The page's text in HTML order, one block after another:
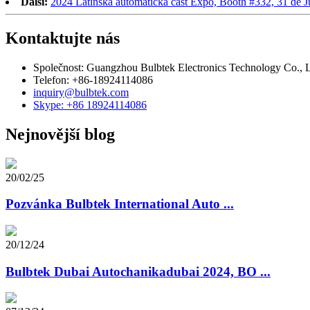
Kontaktujte nás
Společnost: Guangzhou Bulbtek Electronics Technology Co.,
Telefon: +86-18924114086
inquiry@bulbtek.com
Skype: +86 18924114086
Nejnovější blog
20/02/25
Pozvánka Bulbtek International Auto ...
20/12/24
Bulbtek Dubai Autochanikadubai 2024, BO ...